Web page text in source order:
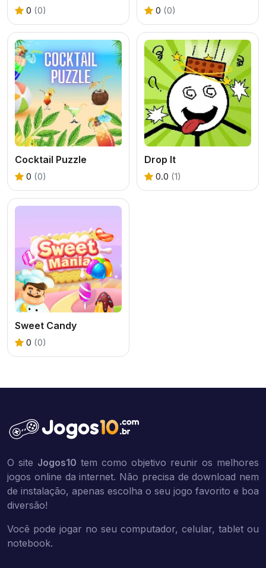
0 (0) 0 (0)
Cocktail Puzzle
0 (0)
Drop It
0.0 (1)
Sweet Candy
0 (0)
O site Jogos10 tem como objetivo reunir os melhores
jogos online da internet. Não precisa de download nem
de instalação, apenas escolha o seu jogo favorito e boa
diversão!
Você pode jogar no seu computador, celular, tablet ou
notebook.